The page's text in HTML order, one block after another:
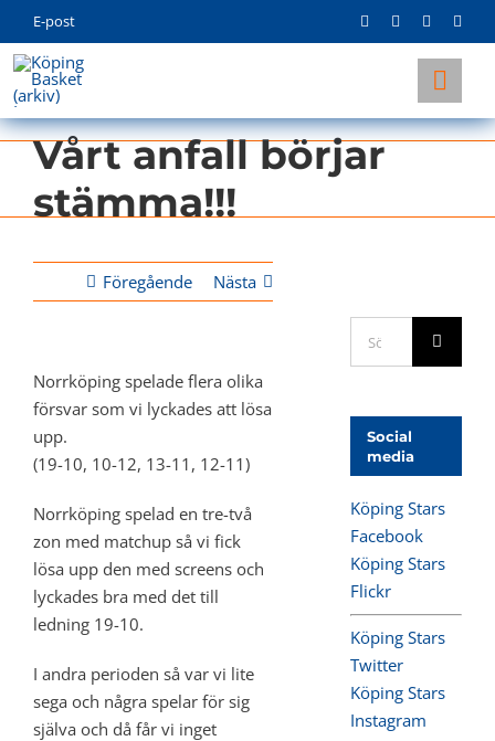
to
content
E-post
KLUBBEN
LAG
Vårt anfall börjar
stämma!!!
Föregående Nästa
Norrköping spelade flera olika
försvar som vi lyckades att lösa
upp.
(19-10, 10-12, 13-11, 12-11)
Norrköping spelad en tre-två
zon med matchup så vi fick
lösa upp den med screens och
lyckades bra med det till
ledning 19-10.
I andra perioden så var vi lite
sega och några spelar för sig
själva och då får vi inget
Social
media
Köping Stars
Facebook
Köping Stars
Flickr
Köping Stars
Twitter
Köping Stars
Instagram